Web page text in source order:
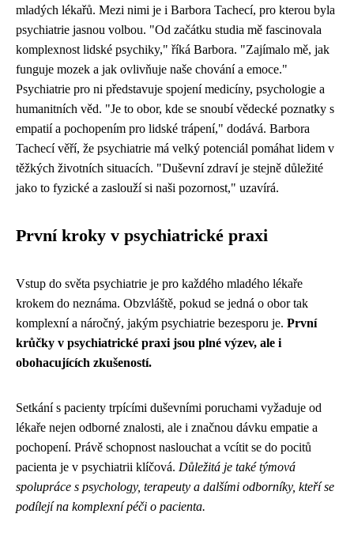
mladých lékařů. Mezi nimi je i Barbora Tachecí, pro kterou byla
psychiatrie jasnou volbou. "Od začátku studia mě fascinovala
komplexnost lidské psychiky," říká Barbora. "Zajímalo mě, jak
funguje mozek a jak ovlivňuje naše chování a emoce."
Psychiatrie pro ni představuje spojení medicíny, psychologie a
humanitních věd. "Je to obor, kde se snoubí vědecké poznatky s
empatií a pochopením pro lidské trápení," dodává. Barbora
Tachecí věří, že psychiatrie má velký potenciál pomáhat lidem v
těžkých životních situacích. "Duševní zdraví je stejně důležité
jako to fyzické a zaslouží si naši pozornost," uzavírá.
První kroky v psychiatrické praxi
Vstup do světa psychiatrie je pro každého mladého lékaře
krokem do neznáma. Obzvláště, pokud se jedná o obor tak
komplexní a náročný, jakým psychiatrie bezesporu je. První
krůčky v psychiatrické praxi jsou plné výzev, ale i
obohacujících zkušeností.
Setkání s pacienty trpícími duševními poruchami vyžaduje od
lékaře nejen odborné znalosti, ale i značnou dávku empatie a
pochopení. Právě schopnost naslouchat a vcítit se do pocitů
pacienta je v psychiatrii klíčová. Důležitá je také týmová
spolupráce s psychology, terapeuty a dalšími odborníky, kteří se
podílejí na komplexní péči o pacienta.